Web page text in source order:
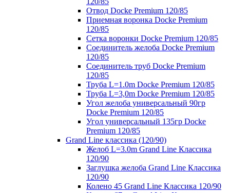
Отвод Docke Premium 120/85
Приемная воронка Docke Premium
120/85
Сетка воронки Docke Premium 120/85
Соединитель желоба Docke Premium
120/85
Соединитель труб Docke Premium
120/85
Труба L=1.0m Docke Premium 120/85
Труба L=3,0m Docke Premium 120/85
Угол желоба универсальный 90гр
Docke Premium 120/85
Угол универсальный 135гр Docke
Premium 120/85
Grand Line классика (120/90)
Желоб L=3.0m Grand Line Классика
120/90
Заглушка желоба Grand Line Классика
120/90
Колено 45 Grand Line Классика 120/90